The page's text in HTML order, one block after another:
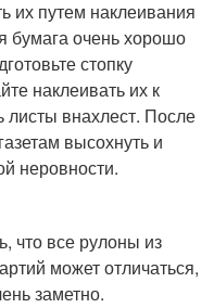
их путем наклеивания
бумага очень хорошо
стопку
наклеивать их к
листы внахлест. После
высохнуть и
неровности.
что все рулоны из
может отличаться,
заметно.